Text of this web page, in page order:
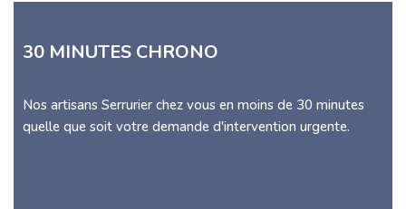
30 MINUTES CHRONO
Nos artisans Serrurier chez vous en moins de 30 minutes
quelle que soit votre demande d'intervention urgente.